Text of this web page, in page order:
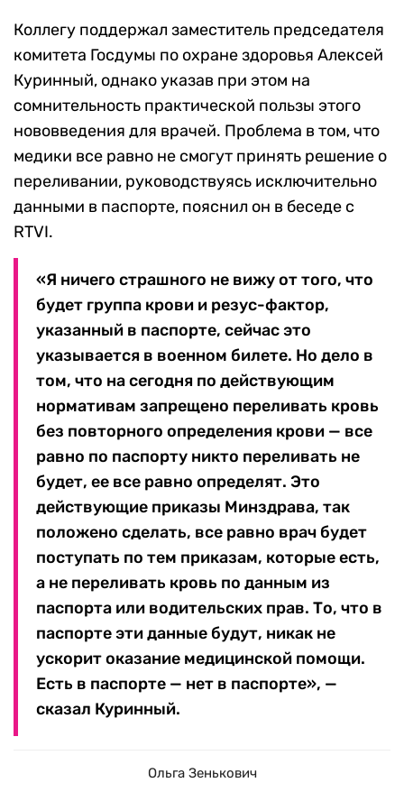
Коллегу поддержал заместитель председателя
комитета Госдумы по охране здоровья Алексей
Куринный, однако указав при этом на
сомнительность практической пользы этого
нововведения для врачей. Проблема в том, что
медики все равно не смогут принять решение о
переливании, руководствуясь исключительно
данными в паспорте, пояснил он в беседе с
RTVI.
«Я ничего страшного не вижу от того, что
будет группа крови и резус-фактор,
указанный в паспорте, сейчас это
указывается в военном билете. Но дело в
том, что на сегодня по действующим
нормативам запрещено переливать кровь
без повторного определения крови — все
равно по паспорту никто переливать не
будет, ее все равно определят. Это
действующие приказы Минздрава, так
положено сделать, все равно врач будет
поступать по тем приказам, которые есть,
а не переливать кровь по данным из
паспорта или водительских прав. То, что в
паспорте эти данные будут, никак не
ускорит оказание медицинской помощи.
Есть в паспорте — нет в паспорте», —
сказал Куринный.
Ольга Зенькович